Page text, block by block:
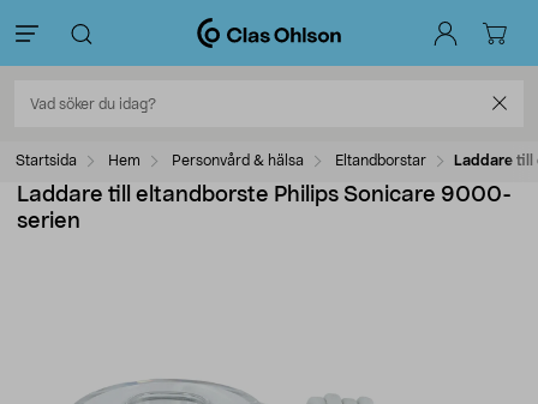
Startsida Hem Personvård & hälsa Eltandborstar Laddare
Laddare till eltandborste Philips Sonicare 9000-
serien